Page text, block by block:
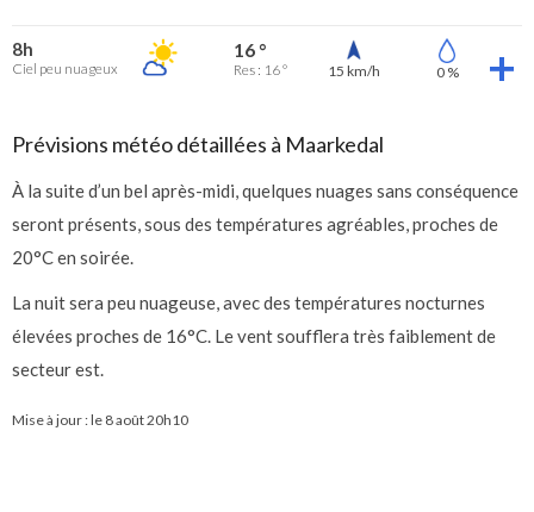
8h
Ciel peu nuageux
16 °
Res : 16 ° 15 km/h 0 %
Prévisions météo détaillées à Maarkedal
À la suite d’un bel après-midi, quelques nuages sans conséquence
seront présents, sous des températures agréables, proches de
20°C en soirée.
La nuit sera peu nuageuse, avec des températures nocturnes
élevées proches de 16°C. Le vent soufflera très faiblement de
secteur est.
Mise à jour : le 8 août 20h10